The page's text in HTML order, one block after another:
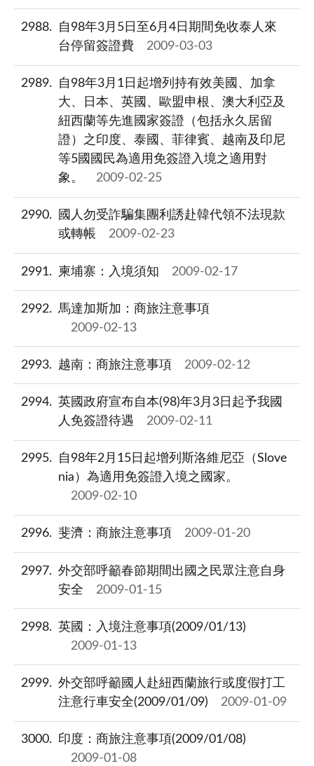
2988
自98年3月5日至6月4日期間免收泰人來
台停留簽證費
2009-03-03
2989
自98年3月1日起增列持有效美國、加拿
大、日本、英國、歐盟申根、澳大利亞及
紐西蘭等先進國家簽證（包括永久居留
證）之印度、泰國、菲律賓、越南及印尼
等5國國民為適用免簽證入境之適用對
象。
2009-02-25
2990
國人勿受詐騙集團利誘赴韓代領不法現款
或轉帳
2009-02-23
2991 柬埔寨：入境須知 2009-02-17
2992
馬達加斯加：商旅注意事項
2009-02-13
2993 越南：商旅注意事項 2009-02-12
2994
英國政府宣布自本(98)年3月3日起予我國
人免簽證待遇
2009-02-11
2995
自98年2月15日起增列斯洛維尼亞（Slove
nia）為適用免簽證入境之國家。
2009-02-10
2996 斐濟：商旅注意事項 2009-01-20
2997
外交部呼籲春節期間出國之民眾注意自身
安全
2009-01-15
2998
英國：入境注意事項(2009/01/13)
2009-01-13
2999
外交部呼籲國人赴紐西蘭旅行或度假打工
注意行車安全(2009/01/09)
2009-01-09
3000
印度：商旅注意事項(2009/01/08)
2009-01-08